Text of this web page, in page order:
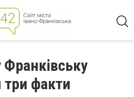
Франківську
три факти